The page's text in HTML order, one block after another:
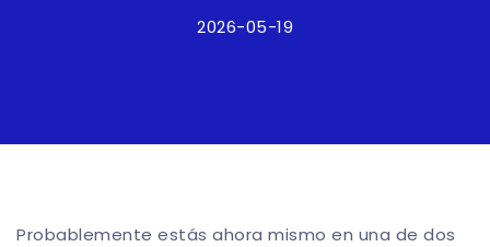
2026-05-19
Probablemente estás ahora mismo en una de dos